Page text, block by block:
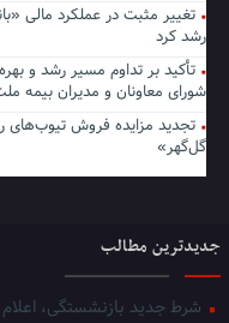
رشد کرد
تأکید بر تداوم مسیر رشد و
شورای معاونان و مدیران بیمه
تجدید مزایده فروش تیوب‌های
گل‌گهر»
جدیدترین مطالب
شرط جدید بازنشستگی،